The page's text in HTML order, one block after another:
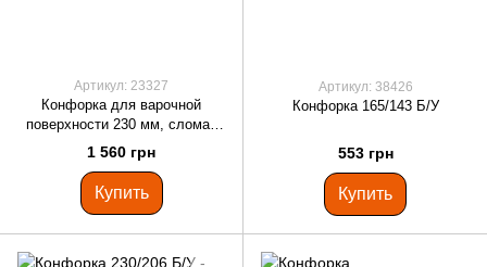
Артикул: 23327
Конфорка для варочной
поверхности 230 мм, сломан
бортик Б/У
1 560 грн
Купить
Артикул: 38426
Конфорка 165/143 Б/У
553 грн
Купить